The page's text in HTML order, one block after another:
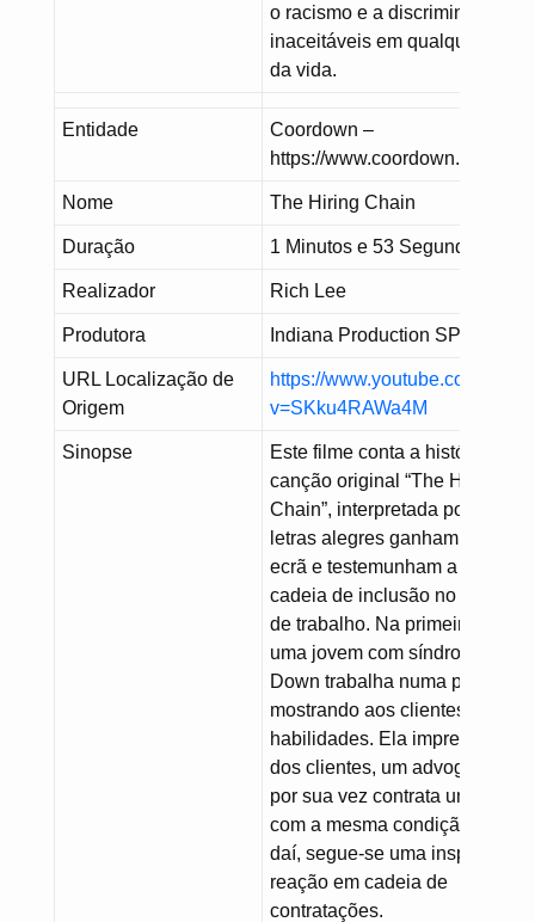
o racismo e a discriminação
inaceitáveis em qualquer
da vida.
Entidade
Coordown –
https://www.coordown.it/
Nome The Hiring Chain
Duração 1 Minutos e 53 Segundos
Realizador Rich Lee
Produtora Indiana Production SPA
URL Localização de
Origem
https://www.youtube.com/
v=SKku4RAWa4M
Sinopse
Este filme conta a história da
canção original “The Hiring
Chain”, interpretada por Sting.
letras alegres ganham vida no
ecrã e testemunham a virtuosa
cadeia de inclusão no
de trabalho. Na primeira cena,
uma jovem com síndrome de
Down trabalha numa padaria
mostrando aos clientes suas
habilidades. Ela impressiona
dos clientes, um advogado,
por sua vez contrata um jovem
com a mesma condição. A
daí, segue-se uma inspiradora
reação em cadeia de
contratações.